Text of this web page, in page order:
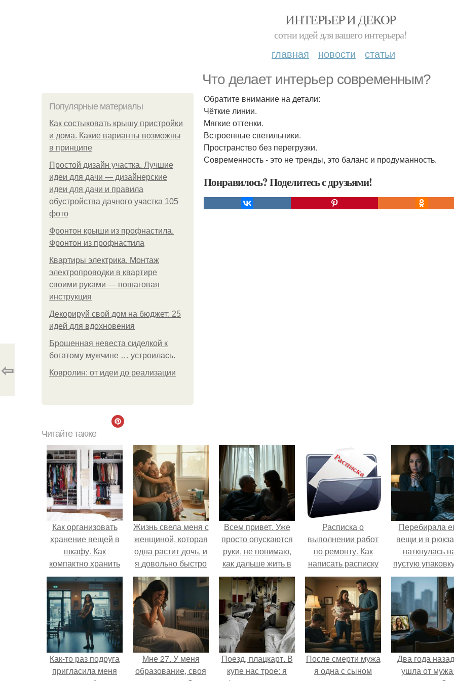
ИНТЕРЬЕР И ДЕКОР
сотни идей для вашего интерьера!
главная новости статьи
Что делает интерьер современным?
Популярные материалы
Как состыковать крышу пристройки
и дома. Какие варианты возможны
в принципе
Простой дизайн участка. Лучшие
идеи для дачи — дизайнерские
идеи для дачи и правила
обустройства дачного участка 105
фото
Фронтон крыши из профнастила.
Фронтон из профнастила
Квартиры электрика. Монтаж
электропроводки в квартире
своими руками — пошаговая
инструкция
Декорируй свой дом на бюджет: 25
идей для вдохновения
Брошенная невеста сиделкой к
богатому мужчине … устроилась.
Ковролин: от идеи до реализации
Обратите внимание на детали:
Чёткие линии.
Мягкие оттенки.
Встроенные светильники.
Пространство без перегрузки.
Современность - это не тренды, это баланс и продуманность.
Понравилось? Поделитесь с друзьями!
⇦
Читайте также
Как организовать
хранение вещей в
шкафу. Как
компактно хранить
одежду в шкафу
Жизнь свела меня с
женщиной, которая
одна растит дочь, и
я довольно быстро
привязался к ним
обеим.
Всем привет. Уже
просто опускаются
руки, не понимаю,
как дальше жить в
этой ситуации.
Расписка о
выполнении работ
по ремонту. Как
написать расписку
в получении денег
за выполненные
работы?
Перебирала
вещи и в
наткнулась
пустую
каких-то
Как-то раз подруга
пригласила меня
Мне 27. У меня
образование, своя
Поезд, плацкарт. В
купе нас трое: я
После смерти мужа
я одна с сыном
Два года
ушла от